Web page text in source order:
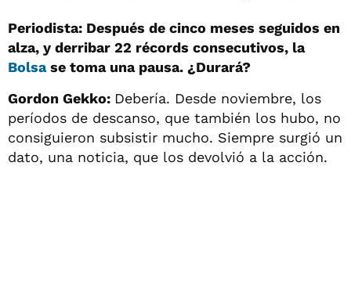
Periodista: Después de cinco meses seguidos en
alza, y derribar 22 récords consecutivos, la
Bolsase toma una pausa. ¿Durará?
Gordon Gekko: Debería. Desde noviembre, los
períodos de descanso, que también los hubo, no
consiguieron subsistir mucho. Siempre surgió un
dato, una noticia, que los devolvió a la acción.